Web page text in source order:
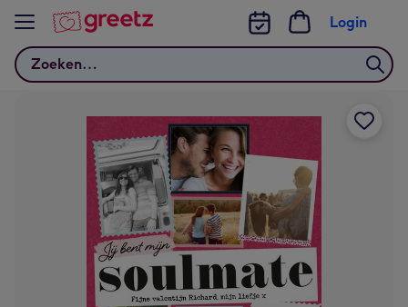
Bekijk meer
Zoeken
Login